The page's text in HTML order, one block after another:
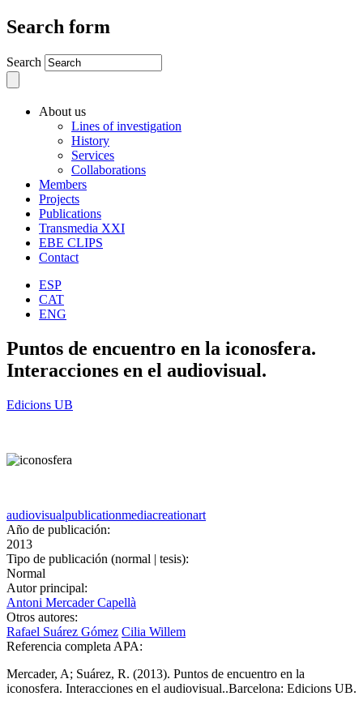
Search form
Search
About us
Lines of investigation
History
Services
Collaborations
Members
Projects
Publications
Transmedia XXI
EBE CLIPS
Contact
ESP
CAT
ENG
Puntos de encuentro en la iconosfera.
Interacciones en el audiovisual.
Edicions UB
audiovisualpublicationmediacreationart
Año de publicación:
2013
Tipo de publicación (normal | tesis):
Normal
Autor principal:
Antoni Mercader Capellà
Otros autores:
Rafael Suárez Gómez Cilia Willem
Referencia completa APA:
Mercader, A; Suárez, R. (2013). Puntos de encuentro en la
iconosfera. Interacciones en el audiovisual..Barcelona: Edicions UB.